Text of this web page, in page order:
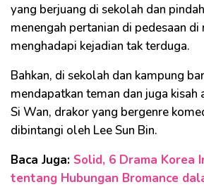
yang berjuang di sekolah dan
menengah pertanian di pedesaan di
menghadapi kejadian tak terduga.
Bahkan, di sekolah dan kampung
mendapatkan teman dan juga kisah
Si Wan, drakor yang bergenre
dibintangi oleh Lee Sun Bin.
Baca Juga: Solid, 6 Drama Korea
tentang Hubungan Bromance